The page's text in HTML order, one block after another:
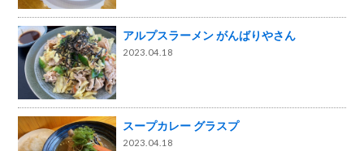
アルプスラーメン がんばりやさん
2023.04.18
スープカレー グラスプ
2023.04.18